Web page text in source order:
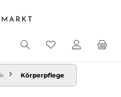
Körperpflege